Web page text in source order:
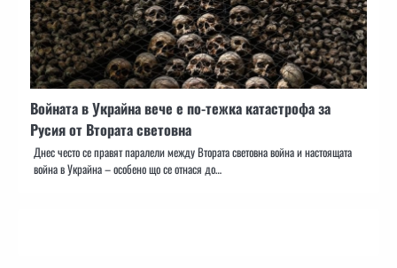
Войната в Украйна вече е по-тежка катастрофа за
Русия от Втората световна
Днес често се правят паралели между Втората световна война и настоящата
война в Украйна – особено що се отнася до…